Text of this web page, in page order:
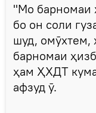
"Мо барномаи
бо он соли
шуд, омӯхтем,
барномаи
ҳам ҲХДТ
афзуд ӯ.